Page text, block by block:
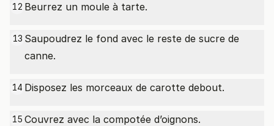
12 Beurrez un moule à tarte.
13 Saupoudrez le fond avec le reste de sucre de
canne.
14 Disposez les morceaux de carotte debout.
15 Couvrez avec la compotée d’oignons.